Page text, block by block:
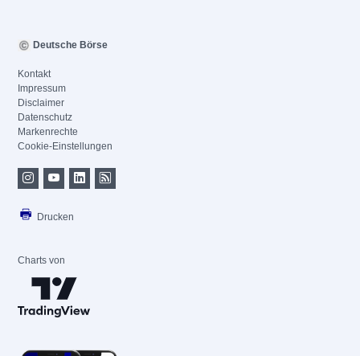
Deutsche Börse
Kontakt
Impressum
Disclaimer
Datenschutz
Markenrechte
Cookie-Einstellungen
Drucken
Charts von